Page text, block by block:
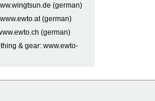
(german)
(german)
(german)
& gear: www.ewto-